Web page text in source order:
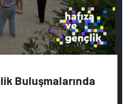
Buluşmalarında